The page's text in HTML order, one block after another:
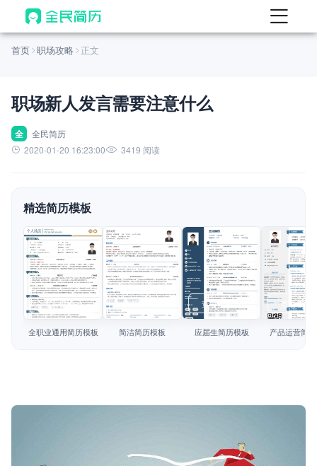
首页
AI 生成简历
AI 优化简历
AI 翻译简历
AI 模拟面试
面试自我介绍
AI 职场工具 New
简历模板
简历教程
首页 职场攻略 正文
职场新人发言需要注意什么
全
全民简历
2020-01-20 16:23:00
3419 阅读
精选简历模板
查看模板
全职业通用简历模板
查看模板
简洁简历模板
查看模板
应届生简历模板
查看模板
产品运营简